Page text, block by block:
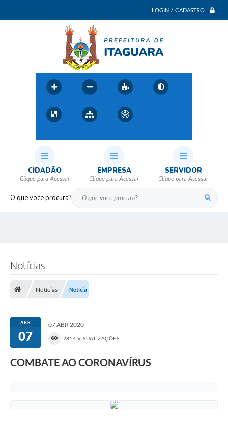
LOGIN / CADASTRO
O que voce procura?
CIDADÃO EMPRESA SERVIDOR
Notícias
Notícias Notícia
ABR
07
07 ABR 2020
2854 VISUALIZAÇÕES
COMBATE AO CORONAVÍRUS